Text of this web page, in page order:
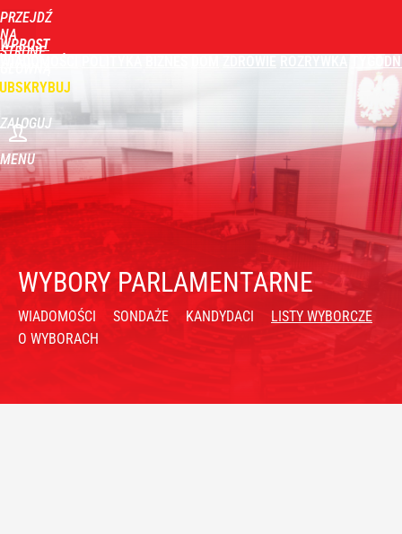
PRZEJDŹ
NA
STRONĘ
WPROST
ZALOGUJ
MENU
WYBORY PARLAMENTARNE
WIADOMOŚCI SONDAŻE KANDYDACI
LISTY WYBORCZE
O WYBORACH